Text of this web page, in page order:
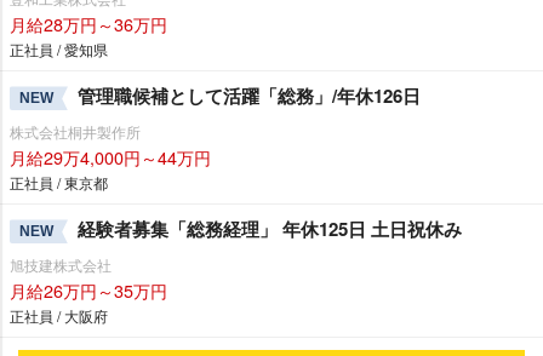
月給28万円～36万円
正社員 / 愛知県
NEW 管理職候補として活躍「総務」/年休126日
株式会社桐井製作所
月給29万4,000円～44万円
正社員 / 東京都
NEW 経験者募集「総務経理」 年休125日 土日祝休み
旭技建株式会社
月給26万円～35万円
正社員 / 大阪府